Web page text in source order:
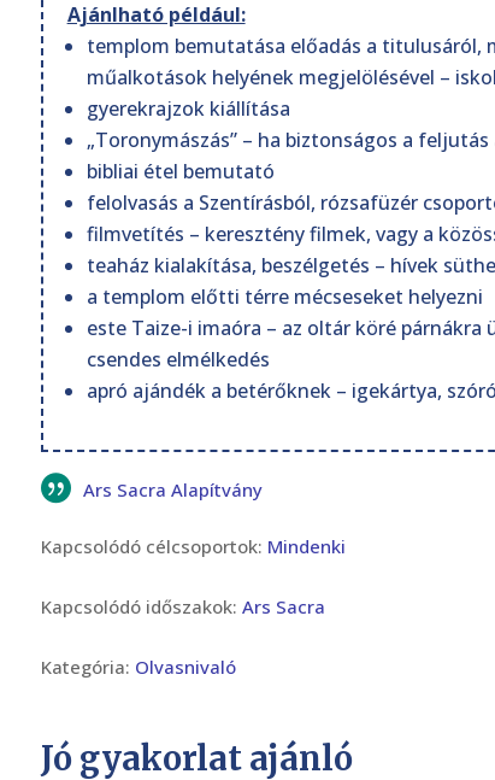
Ajánlható például:
templom bemutatása előadás a titulusáról,
műalkotások helyének megjelölésével –
gyerekrajzok kiállítása
„Toronymászás” – ha biztonságos a
bibliai étel bemutató
felolvasás a Szentírásból, rózsafüzér
filmvetítés – keresztény filmek, vagy a
teaház kialakítása, beszélgetés – hívek
a templom előtti térre mécseseket helyezni
este Taize-i imaóra – az oltár köré
csendes elmélkedés
apró ajándék a betérőknek – igekártya,
Ars Sacra Alapítvány
Kapcsolódó célcsoportok: Mindenki
Kapcsolódó időszakok: Ars Sacra
Kategória: Olvasnivaló
Jó gyakorlat ajánló